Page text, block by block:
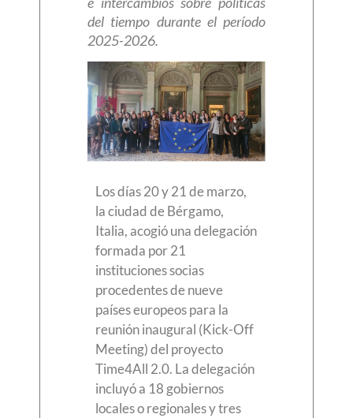
del tiempo durante el período
2025-2026.
Los días 20 y 21 de marzo,
la ciudad de Bérgamo,
Italia, acogió una delegación
formada por 21
instituciones socias
procedentes de nueve
países europeos para la
reunión inaugural (Kick-Off
Meeting) del proyecto
Time4All 2.0. La delegación
incluyó a 18 gobiernos
locales o regionales y tres